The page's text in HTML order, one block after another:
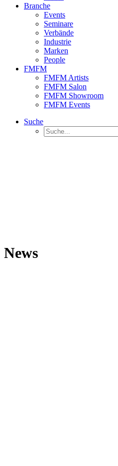
Branche
Events
Seminare
Verbände
Industrie
Marken
People
FMFM
FMFM Artists
FMFM Salon
FMFM Showroom
FMFM Events
Suche
News